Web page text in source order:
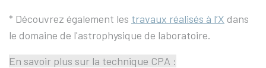
* Découvrez également les travaux réalisés à l’X dans
le domaine de l'astrophysique de laboratoire.
En savoir plus sur la technique CPA :